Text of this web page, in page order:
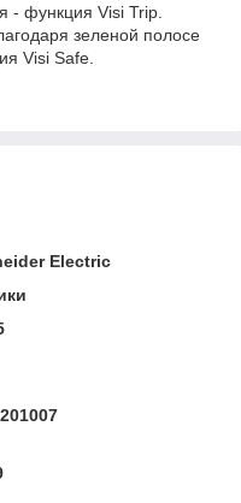
- функция Visi Trip.
зеленой полосе
Visi Safe.
Electric